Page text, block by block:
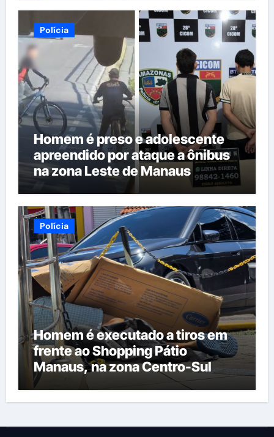
Polícia
Homem é preso e adolescente
apreendido por ataque a ônibus
na zona Leste de Manaus
Polícia
Homem é executado a tiros em
frente ao Shopping Pátio
Manaus, na zona Centro-Sul